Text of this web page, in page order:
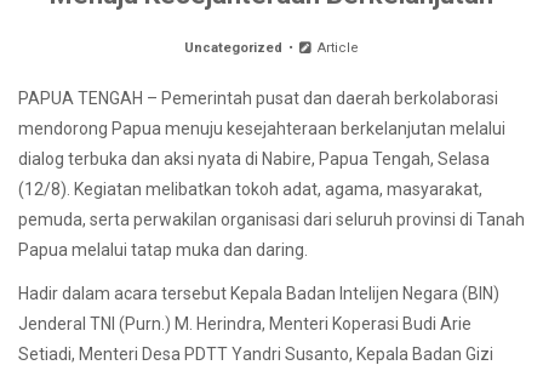
Uncategorized Article
PAPUA TENGAH – Pemerintah pusat dan daerah berkolaborasi
mendorong Papua menuju kesejahteraan berkelanjutan melalui
dialog terbuka dan aksi nyata di Nabire, Papua Tengah, Selasa
(12/8). Kegiatan melibatkan tokoh adat, agama, masyarakat,
pemuda, serta perwakilan organisasi dari seluruh provinsi di Tanah
Papua melalui tatap muka dan daring.
Hadir dalam acara tersebut Kepala Badan Intelijen Negara (BIN)
Jenderal TNI (Purn.) M. Herindra, Menteri Koperasi Budi Arie
Setiadi, Menteri Desa PDTT Yandri Susanto, Kepala Badan Gizi